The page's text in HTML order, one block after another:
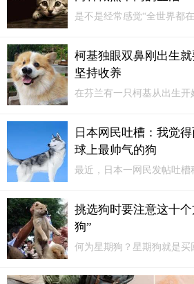
是不是经常感觉“全世界都
又无辜的小生命，然后自
其实，好心人可以直接联系
构，在那里来挑选一只自己
在人对事物的包容性更强了
柯基独眼双鼻刚出生
坚持收养
在芬兰有一只柯基从出生开
是曾在展会上获奖的狗狗
前还特意查过族谱，避免近
外，只有这只狗天生缺陷严
日本网民吐槽：我觉
球上最帅气的狗
最近，日本一网民发帖吐
主的观点引发了众多网友
爱哦2、デカくてバカだか
と狂犬化する体型大...
挑选狗时要注意这十
狗”
何为星期狗？星期狗就是
生病的狗体内注射药物使